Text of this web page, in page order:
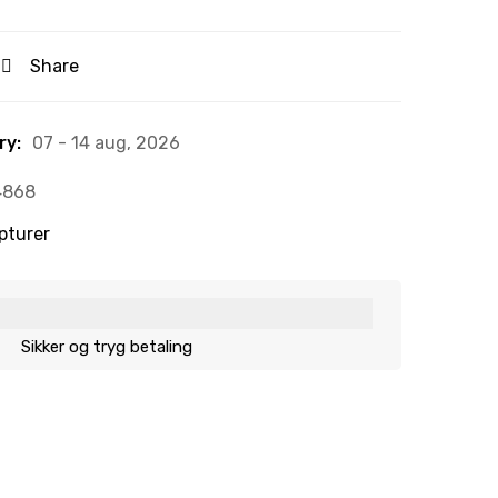
Share
07 - 14 aug, 2026
Sikker og tryg betaling